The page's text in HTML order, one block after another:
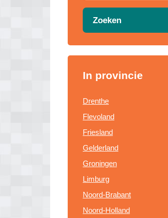
Zoeken
In provincie
Drenthe
Flevoland
Friesland
Gelderland
Groningen
Limburg
Noord-Brabant
Noord-Holland